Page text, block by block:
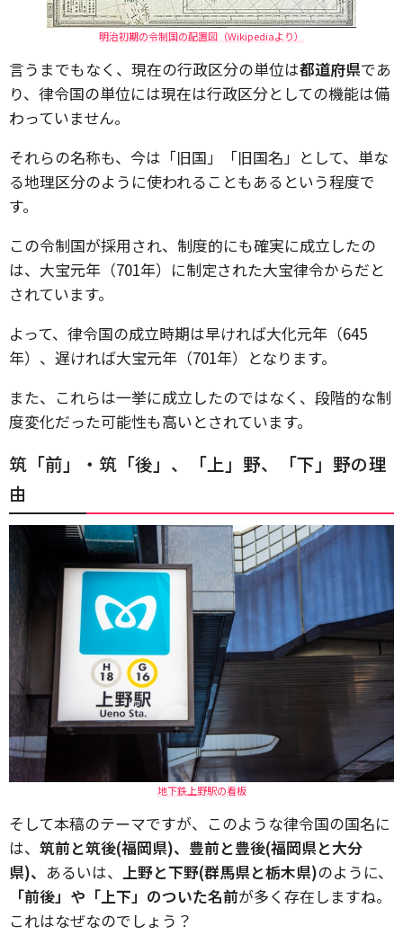
明治初期の令制国の配置図（Wikipediaより）
言うまでもなく、現在の行政区分の単位は都道府県であ
り、律令国の単位には現在は行政区分としての機能は備
わっていません。
それらの名称も、今は「旧国」「旧国名」として、単な
る地理区分のように使われることもあるという程度で
す。
この令制国が採用され、制度的にも確実に成立したの
は、大宝元年（701年）に制定された大宝律令からだと
されています。
よって、律令国の成立時期は早ければ大化元年（645
年）、遅ければ大宝元年（701年）となります。
また、これらは一挙に成立したのではなく、段階的な制
度変化だった可能性も高いとされています。
筑「前」・筑「後」、「上」野、「下」野の理
由
地下鉄上野駅の看板
そして本稿のテーマですが、このような律令国の国名に
は、 筑前と筑後(福岡県)、豊前と豊後(福岡県と大分
県)、 あるいは、 上野と下野(群馬県と栃木県)のように、
「前後」や「上下」のついた名前が多く存在しますね。
これはなぜなのでしょう？